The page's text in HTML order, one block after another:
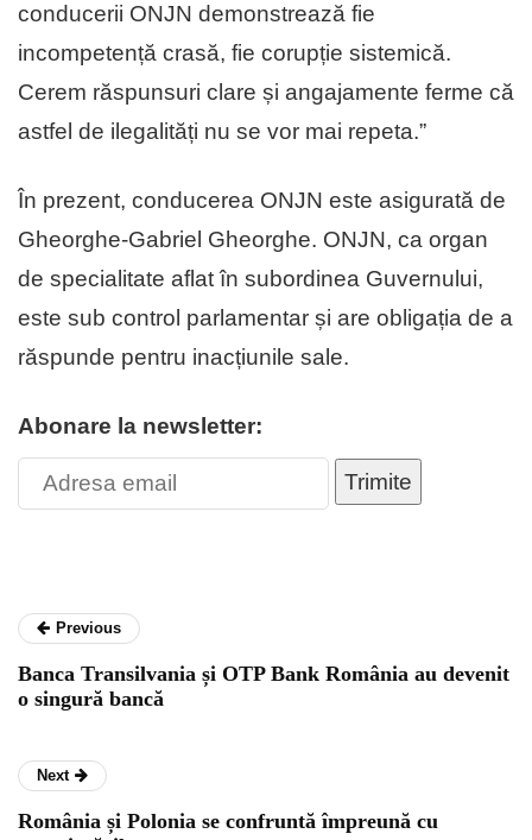
conducerii ONJN demonstrează fie
incompetență crasă, fie corupție sistemică.
Cerem răspunsuri clare și angajamente ferme că
astfel de ilegalități nu se vor mai repeta.”
În prezent, conducerea ONJN este asigurată de
Gheorghe-Gabriel Gheorghe. ONJN, ca organ
de specialitate aflat în subordinea Guvernului,
este sub control parlamentar și are obligația de a
răspunde pentru inacțiunile sale.
Abonare la newsletter:
Trimite
Previous
Banca Transilvania și OTP Bank România au devenit
o singură bancă
Next
România și Polonia se confruntă împreună cu